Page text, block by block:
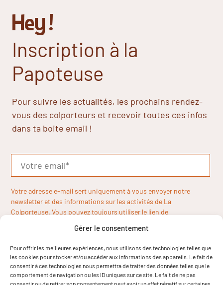
Gérer le consentement
Pour offrir les meilleures expériences, nous utilisons des technologies telles que
les cookies pour stocker et/ou accéder aux informations des appareils. Le fait de
consentir à ces technologies nous permettra de traiter des données telles que le
comportement de navigation ou les ID uniques sur ce site. Le fait de ne pas
consentir ou de retirer son consentement peut avoir un effet négatif sur certaines
Hey !
Inscription à la
Papoteuse
Pour suivre les actualités, les prochains rendez-
vous des colporteurs et recevoir toutes ces infos
dans ta boite email !
Votre adresse e-mail sert uniquement à vous envoyer notre
newsletter et des informations sur les activités de La
Colporteuse. Vous pouvez toujours utiliser le lien de